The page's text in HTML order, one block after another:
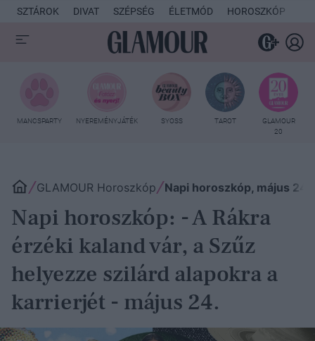
SZTÁROK DIVAT SZÉPSÉG ÉLETMÓD HOROSZKÓP
MANCSPARTY NYEREMÉNYJÁTÉK SYOSS TAROT
GLAMOUR
20
GLAMOUR Horoszkóp Napi horoszkóp, május 24.
Napi horoszkóp: - A Rákra
érzéki kaland vár, a Szűz
helyezze szilárd alapokra a
karrierjét - május 24.